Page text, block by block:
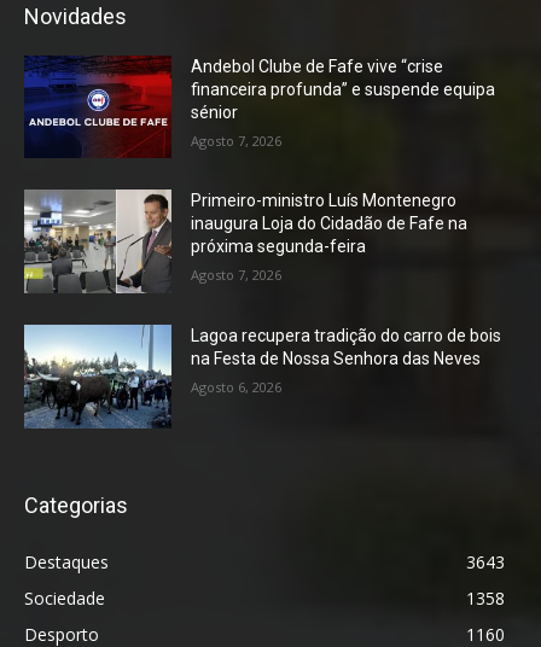
Novidades
Andebol Clube de Fafe vive “crise
financeira profunda” e suspende equipa
sénior
Agosto 7, 2026
Primeiro-ministro Luís Montenegro
inaugura Loja do Cidadão de Fafe na
próxima segunda-feira
Agosto 7, 2026
Lagoa recupera tradição do carro de bois
na Festa de Nossa Senhora das Neves
Agosto 6, 2026
Categorias
Destaques
3643
Sociedade
1358
Desporto
1160